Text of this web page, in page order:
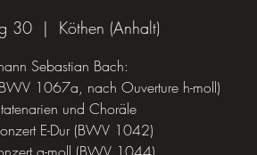
30
  |
Köthen (Anhalt)
Sebastian Bach:
1067a, nach Ouverture h-moll)
und Choräle
E-Dur (BWV 1042)